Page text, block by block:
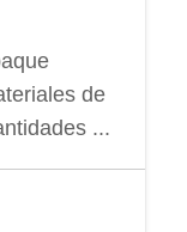
de
...